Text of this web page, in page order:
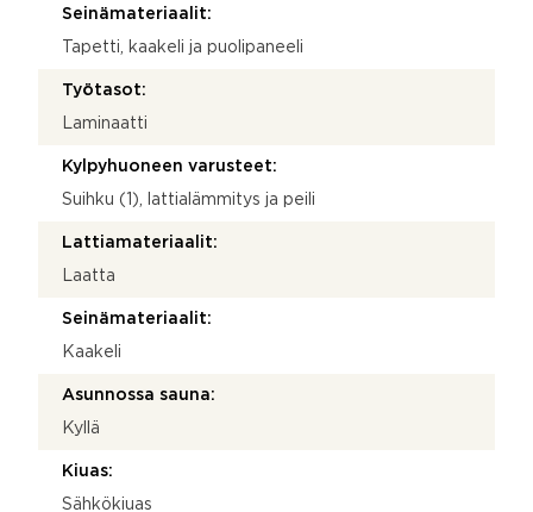
Seinämateriaalit:
Tapetti, kaakeli ja puolipaneeli
Työtasot:
Laminaatti
Kylpyhuoneen varusteet:
Suihku (1), lattialämmitys ja peili
Lattiamateriaalit:
Laatta
Seinämateriaalit:
Kaakeli
Asunnossa sauna:
Kyllä
Kiuas:
Sähkökiuas